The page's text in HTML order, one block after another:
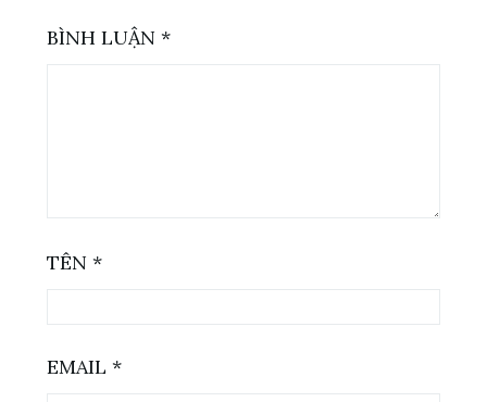
BÌNH LUẬN *
TÊN *
EMAIL *